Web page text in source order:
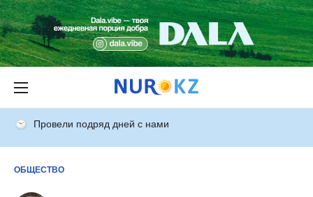
Провели подряд дней с нами
ОБЩЕСТВО